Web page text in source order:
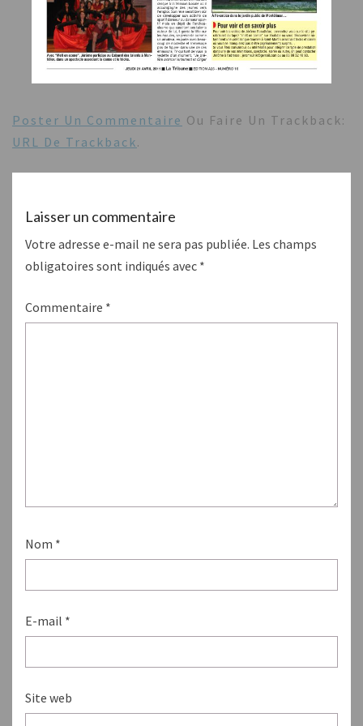
Poster Un Commentaire Ou Faire Un Trackback:
URL De Trackback.
Laisser un commentaire
Votre adresse e-mail ne sera pas publiée. Les champs
obligatoires sont indiqués avec *
Commentaire *
Nom *
E-mail *
Site web